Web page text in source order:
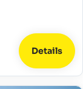
Details